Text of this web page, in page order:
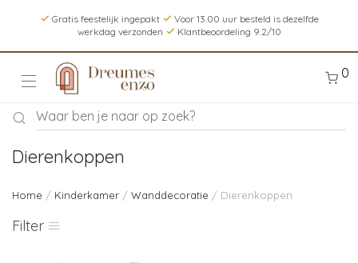
Gratis feestelijk ingepakt
Voor 13.00 uur besteld is dezelfde
werkdag verzonden
Klantbeoordeling 9.2/10
0
Dierenkoppen
Home / Kinderkamer / Wanddecoratie / Dierenkoppen
Filter